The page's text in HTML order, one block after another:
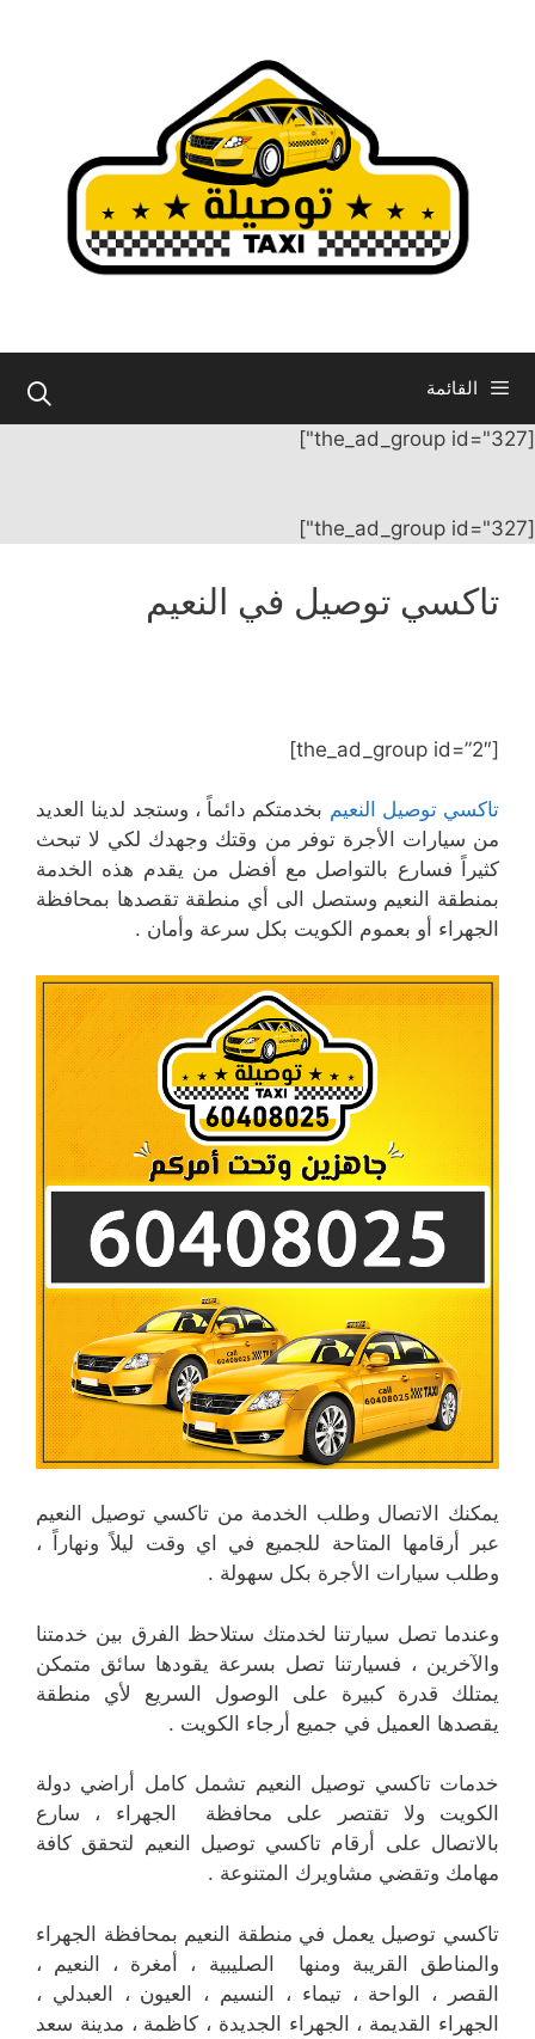
القائمة
[the_ad_group id="327"]
[the_ad_group id="327"]
تاكسي توصيل في النعيم
[the_ad_group id=”2″]
تاكسي توصيل النعيم بخدمتكم دائماً ، وستجد لدينا العديد
من سيارات الأجرة توفر من وقتك وجهدك لكي لا تبحث
كثيراً فسارع بالتواصل مع أفضل من يقدم هذه الخدمة
بمنطقة النعيم وستصل الى أي منطقة تقصدها بمحافظة
الجهراء أو بعموم الكويت بكل سرعة وأمان .
يمكنك الاتصال وطلب الخدمة من تاكسي توصيل النعيم
عبر أرقامها المتاحة للجميع في اي وقت ليلاً ونهاراً ،
وطلب سيارات الأجرة بكل سهولة .
وعندما تصل سيارتنا لخدمتك ستلاحظ الفرق بين خدمتنا
والآخرين ، فسيارتنا تصل بسرعة يقودها سائق متمكن
يمتلك قدرة كبيرة على الوصول السريع لأي منطقة
يقصدها العميل في جميع أرجاء الكويت .
خدمات تاكسي توصيل النعيم تشمل كامل أراضي دولة
الكويت ولا تقتصر على محافظة الجهراء ، سارع
بالاتصال على أرقام تاكسي توصيل النعيم لتحقق كافة
مهامك وتقضي مشاويرك المتنوعة .
تاكسي توصيل يعمل في منطقة النعيم بمحافظة الجهراء
والمناطق القريبة ومنها الصليبية ، أمغرة ، النعيم ،
القصر ، الواحة ، تيماء ، النسيم ، العيون ، العبدلي ،
الجهراء القديمة ، الجهراء الجديدة ، كاظمة ، مدينة سعد